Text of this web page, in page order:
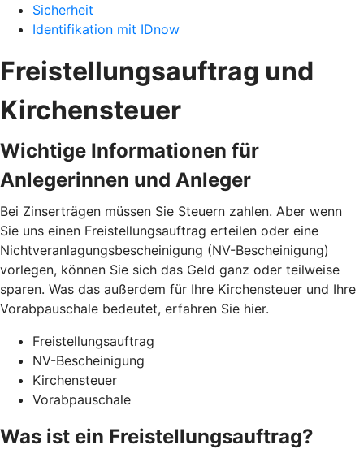
Sicherheit
Identifikation mit IDnow
Freistellungsauftrag und
Kirchensteuer
Wichtige Informationen für
Anlegerinnen und Anleger
Bei Zinserträgen müssen Sie Steuern zahlen. Aber wenn
Sie uns einen Freistellungsauftrag erteilen oder eine
Nichtveranlagungsbescheinigung (NV-Bescheinigung)
vorlegen, können Sie sich das Geld ganz oder teilweise
sparen. Was das außerdem für Ihre Kirchensteuer und Ihre
Vorabpauschale bedeutet, erfahren Sie hier.
Freistellungsauftrag
NV-Bescheinigung
Kirchensteuer
Vorabpauschale
Was ist ein Freistellungsauftrag?